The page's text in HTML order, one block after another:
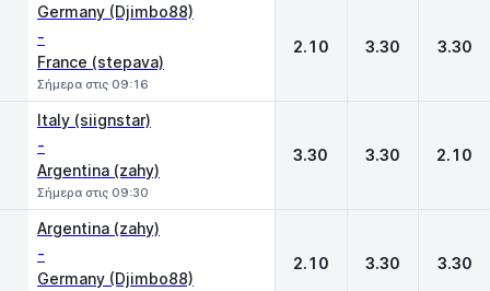
Germany (Djimbo88)
-
France (stepava)
Σήμερα στις 09:16
2.10 3.30 3.30
Italy (siignstar)
-
Argentina (zahy)
Σήμερα στις 09:30
3.30 3.30 2.10
Argentina (zahy)
-
Germany (Djimbo88)
2.10 3.30 3.30